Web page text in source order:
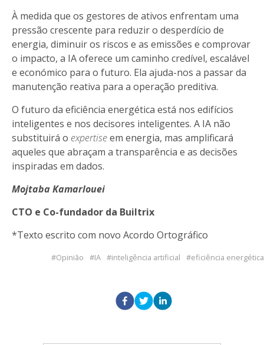
À medida que os gestores de ativos enfrentam uma
pressão crescente para reduzir o desperdício de
energia, diminuir os riscos e as emissões e comprovar
o impacto, a IA oferece um caminho credível, escalável
e económico para o futuro. Ela ajuda-nos a passar da
manutenção reativa para a operação preditiva.
O futuro da eficiência energética está nos edifícios
inteligentes e nos decisores inteligentes. A IA não
substituirá o expertiseem energia, mas amplificará
aqueles que abraçam a transparência e as decisões
inspiradas em dados.
Mojtaba Kamarlouei
CTO e Co-fundador da Builtrix
*Texto escrito com novo Acordo Ortográfico
Opinião IA inteligência artificial eficiência energética